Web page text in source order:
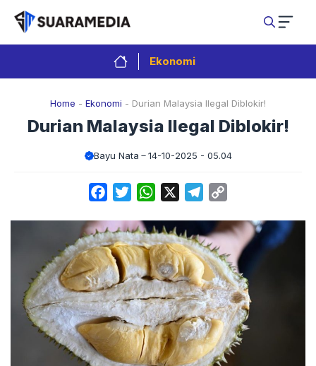
Langsung
isi
Ekonomi
Home - Ekonomi - Durian Malaysia Ilegal Diblokir!
Durian Malaysia Ilegal Diblokir!
Bayu Nata 14-10-2025 - 05.04
FacebookTwitterWhatsApp Telegram